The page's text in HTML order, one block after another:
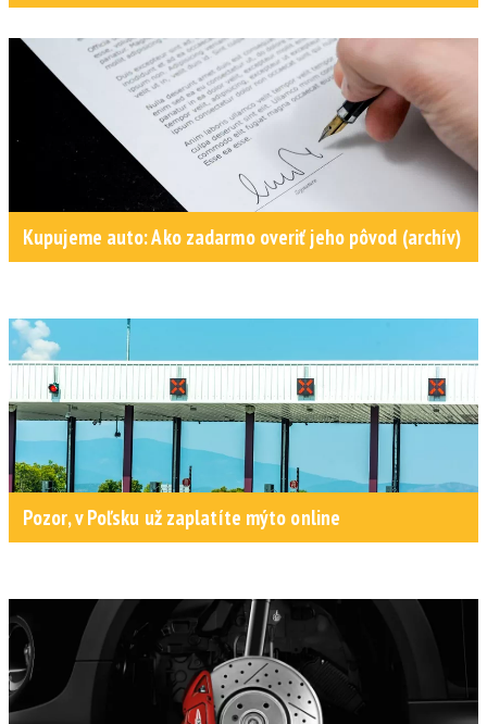
Kupujeme auto: Ako zadarmo overiť jeho pôvod (archív)
Pozor, v Poľsku už zaplatíte mýto online